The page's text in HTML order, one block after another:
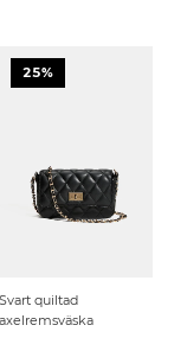
25%
Svart quiltad
axelremsväska